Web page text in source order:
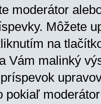
moderátor
Môžete
na
Vám malinký
pokiaľ